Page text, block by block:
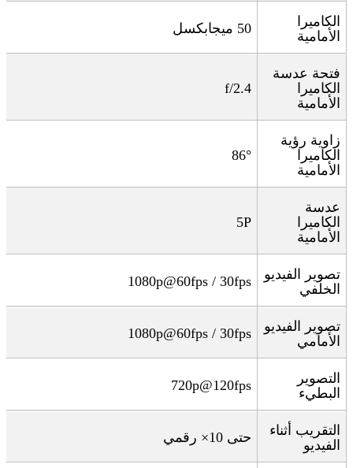
الكاميرا
الأمامية
50 ميجابكسل
فتحة عدسة
الكاميرا
الأمامية
f/2.4
زاوية رؤية
الكاميرا
الأمامية
86°
عدسة
الكاميرا
الأمامية
5P
تصوير الفيديو
الخلفي
1080p@60fps / 30fps
تصوير الفيديو
الأمامي
1080p@60fps / 30fps
التصوير
البطيء
720p@120fps
التقريب أثناء
الفيديو
حتى 10× رقمي